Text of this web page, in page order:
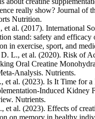
really show? Journal of
Nutrition.
et al. (2017). International
stand: safety and efficacy
in exercise, sport, and
L., et al. (2020). Risk of
Oral Creatine
Analysis. Nutrients.
et al. (2023). Is It Time for a
Induced Kidney
Nutrients.
et al. (2023). Effects of